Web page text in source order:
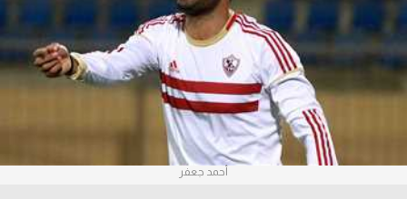
ركن الألعاب
بطولات
أمريكا 2026
الدوري المصري
أحمد جعفر